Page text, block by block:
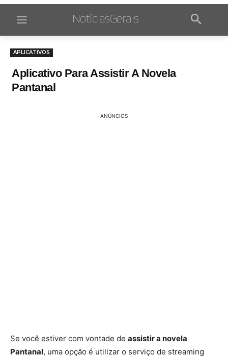
NotíciasGerais
APLICATIVOS
Aplicativo Para Assistir A Novela
Pantanal
ANÚNCIOS
Se você estiver com vontade de assistir a novela
Pantanal, uma opção é utilizar o serviço de streaming